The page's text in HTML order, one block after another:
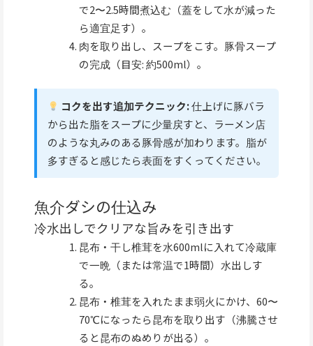
で2〜2.5時間煮込む（蓋をして水が減った
ら適宜足す）。
肉を取り出し、スープをこす。豚骨スープ
の完成（目安: 約500ml）。
コクを出す追加テクニック:仕上げに豚バラ
から出た脂をスープに少量戻すと、ラーメン店
のような丸みのある豚骨感が加わります。脂が
多すぎると感じたら表面をすくってください。
魚介ダシの仕込み
冷水出しでクリアな旨みを引き出す
昆布・干し椎茸を水600mlに入れて冷蔵庫
で一晩（または常温で1時間）水出しす
る。
昆布・椎茸を入れたまま弱火にかけ、60〜
70℃になったら昆布を取り出す（沸騰させ
ると昆布のぬめりが出る）。